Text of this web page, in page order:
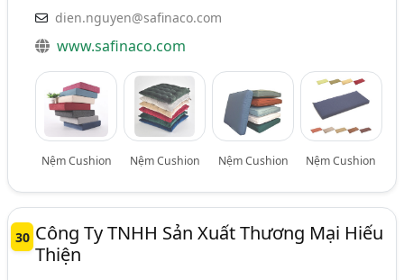
dien.nguyen@safinaco.com
www.safinaco.com
Nệm Cushion Nệm Cushion Nệm Cushion Nệm Cushion
30 Công Ty TNHH Sản Xuất Thương Mại Hiếu
Thiện